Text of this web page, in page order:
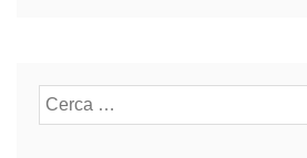
Ricerca
per: